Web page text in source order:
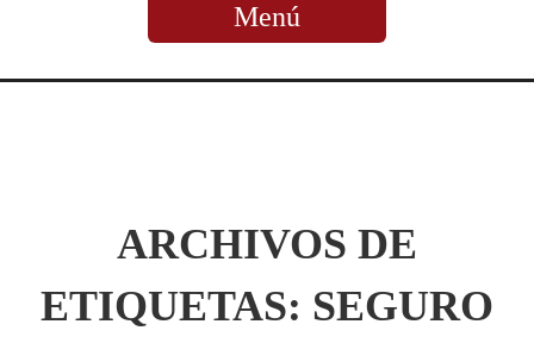
Menú
ARCHIVOS DE
ETIQUETAS: SEGURO